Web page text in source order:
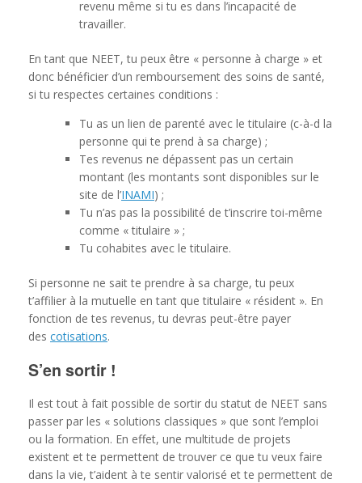
revenu même si tu es dans l’incapacité de
travailler.
En tant que NEET, tu peux être « personne à charge » et
donc bénéficier d’un remboursement des soins de santé,
si tu respectes certaines conditions :
Tu as un lien de parenté avec le titulaire (c-à-d la
personne qui te prend à sa charge) ;
Tes revenus ne dépassent pas un certain
montant (les montants sont disponibles sur le
site de l’INAMI) ;
Tu n’as pas la possibilité de t’inscrire toi-même
comme « titulaire » ;
Tu cohabites avec le titulaire.
Si personne ne sait te prendre à sa charge, tu peux
t’affilier à la mutuelle en tant que titulaire « résident ». En
fonction de tes revenus, tu devras peut-être payer
des cotisations.
S’en sortir !
Il est tout à fait possible de sortir du statut de NEET sans
passer par les « solutions classiques » que sont l’emploi
ou la formation. En effet, une multitude de projets
existent et te permettent de trouver ce que tu veux faire
dans la vie, t’aident à te sentir valorisé et te permettent de